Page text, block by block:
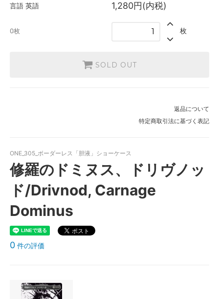
言語 英語 1,280円(内税)
0枚 枚
SOLD OUT
返品について
特定商取引法に基づく表記
ONE_305_ボーダーレス「胆液」ショーケース
修羅のドミヌス、ドリヴノッ
ド/Drivnod, Carnage
Dominus
0 件の評価